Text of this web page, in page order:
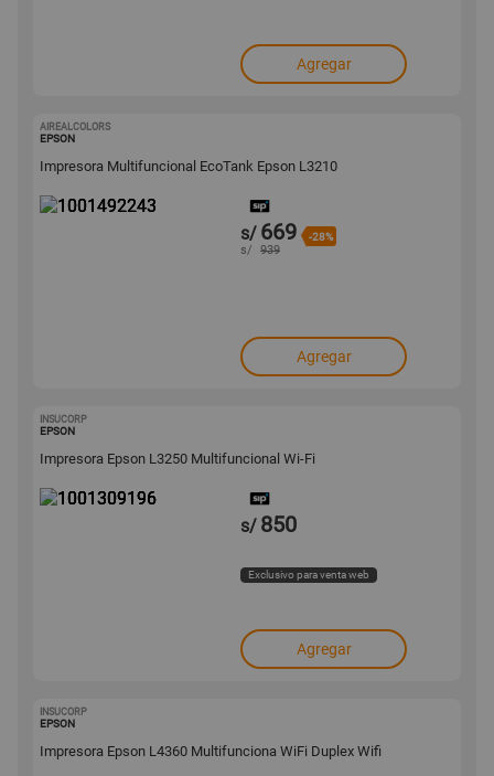
Agregar
AIREALCOLORS
EPSON
Impresora Multifuncional EcoTank Epson L3210
s/ 669 -28%
s/ 939
Agregar
INSUCORP
EPSON
Impresora Epson L3250 Multifuncional Wi-Fi
s/ 850
Exclusivo para venta web
Agregar
INSUCORP
EPSON
Impresora Epson L4360 Multifunciona WiFi Duplex Wifi